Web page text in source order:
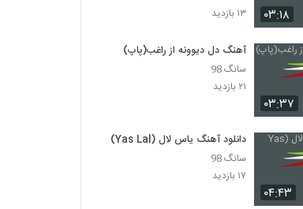
موزیک زیبای جایی دیگر از احسان افشاری
۲۴۳ بازدید
دانلود آهنگ دست بردار از ابوالفضل دهستانی
موزیک زیبای از تولد تا مرگ از حامد حنیفی
۲۱۳ بازدید
۰۳:۱۸
۱۳ بازدید
۰۳:۳۷
آهنگ دل دیوونه از راغب(پاپ)
سانگ 98
۲۱ بازدید
۰۴:۴۳
دانلود آهنگ یاس لال (Yas Lal)
سانگ 98
۱۷ بازدید